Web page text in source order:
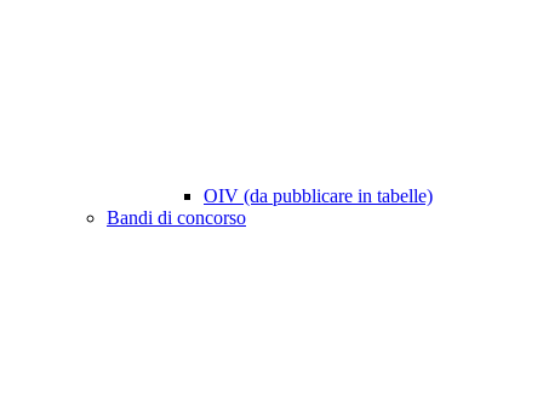
OIV (da pubblicare in tabelle)
Bandi di concorso